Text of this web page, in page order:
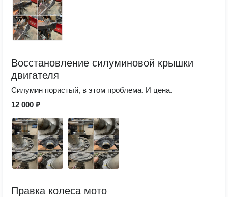
Восстановление силуминовой крышки
двигателя
Силумин пористый, в этом проблема. И цена.
12 000 ₽
Правка колеса мото